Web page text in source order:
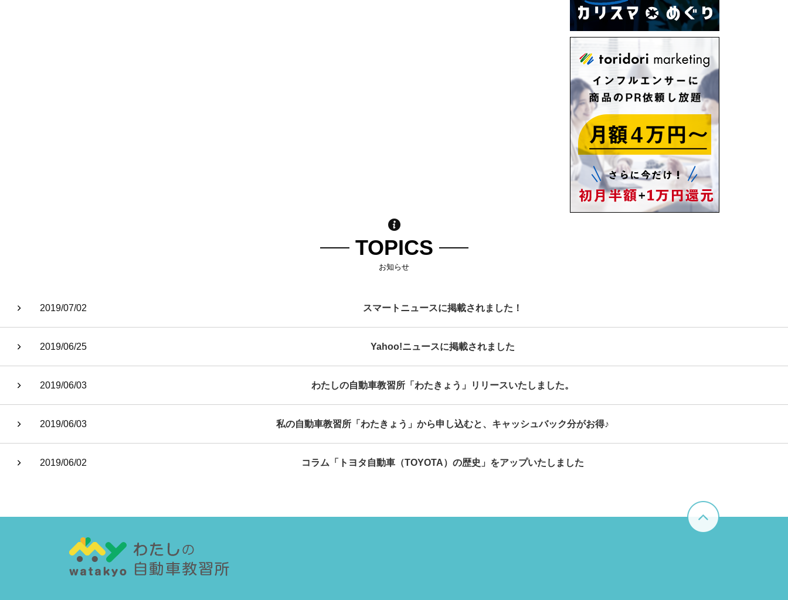
TOPICS
お知らせ
2019/07/02 スマートニュースに掲載されました！
2019/06/25 Yahoo!ニュースに掲載されました
2019/06/03 わたしの自動車教習所「わたきょう」リリースいたしました。
2019/06/03 私の自動車教習所「わたきょう」から申し込むと、キャッシュバック分がお得♪
2019/06/02 コラム「トヨタ自動車（TOYOTA）の歴史」をアップいたしました